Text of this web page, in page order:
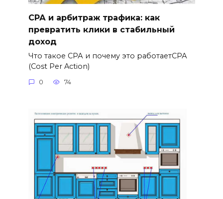
СРА и арбитраж трафика: как
превратить клики в стабильный
доход
Что такое СРА и почему это работаетСРА
(Cost Per Action)
0 74